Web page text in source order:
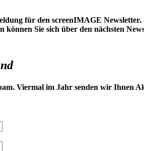
für den screenIMAGE
können Sie sich über den nächsten
Viermal im Jahr senden wir Ihnen